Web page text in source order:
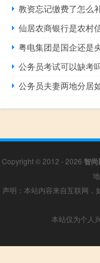
教资忘记缴费了怎么
仙居农商银行是农村
粤电集团是国企还是
公务员考试可以缺考
公务员夫妻两地分居
Copyright © 2012 - 2026 智
声明：本站内容来自互联网
本站仅为个人